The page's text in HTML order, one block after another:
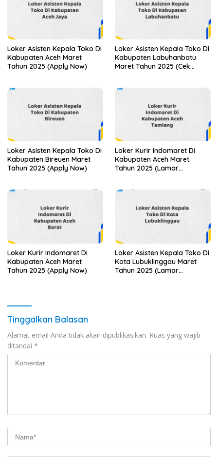
Loker Asisten Kepala Toko Di
Kabupaten Aceh Maret
Tahun 2025 (Apply Now)
Loker Asisten Kepala Toko Di
Kabupaten Labuhanbatu
Maret Tahun 2025 (Cek
Loker Asisten Kepala Toko Di
Kabupaten Bireuen Maret
Tahun 2025 (Apply Now)
Loker Kurir Indomaret Di
Kabupaten Aceh Maret
Tahun 2025 (Lamar
Loker Kurir Indomaret Di
Kabupaten Aceh Maret
Tahun 2025 (Apply Now)
Loker Asisten Kepala Toko Di
Kota Lubuklinggau Maret
Tahun 2025 (Lamar
Tinggalkan Balasan
Alamat email Anda tidak akan dipublikasikan. Ruas yang wajib
ditandai *